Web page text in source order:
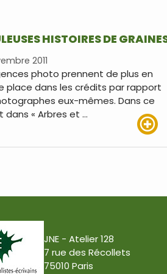
HISTOIRES DE
2011
photo prennent de plus en
place dans les crédits par rapport
eux-mêmes. Dans ce
dans « Arbres et …
JNE - Atelier 128
7 rue des Récollets
75010 Paris